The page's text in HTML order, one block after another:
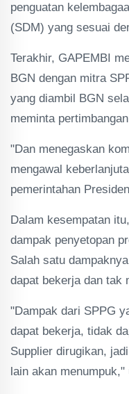
penguatan
(SDM) yang sesuai
Terakhir, GAPEMBI
BGN dengan mitra
yang diambil BGN
meminta
"Dan menegaskan
mengawal
pemerintahan
Dalam kesempatan
dampak penyetopan
Salah satu
dapat bekerja dan tak
"Dampak dari SPPG
dapat bekerja, tidak
Supplier dirugikan,
lain akan menumpuk,"